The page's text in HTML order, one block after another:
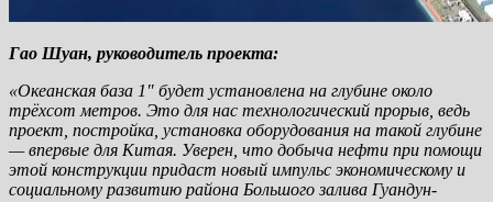
Гао Шуан, руководитель проекта:
«Океанская база 1″ будет установлена на глубине около
трёхсот метров. Это для нас технологический прорыв, ведь
проект, постройка, установка оборудования на такой глубине
— впервые для Китая. Уверен, что добыча нефти при помощи
этой конструкции придаст новый импульс экономическому и
социальному развитию района Большого залива Гуандун-